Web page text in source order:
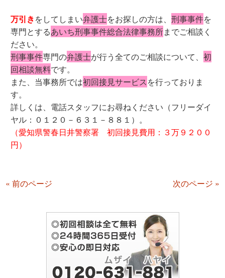
万引きをしてしまい弁護士をお探しの方は、刑事事件を
専門とするあいち刑事事件総合法律事務所までご相談く
ださい。
刑事事件専門の弁護士が行う全てのご相談について、初
回相談無料です。
また、当事務所では初回接見サービスを行っておりま
す。
詳しくは、電話スタッフにお尋ねください（フリーダイ
ヤル：０１２０－６３１－８８１）。
（愛知県警春日井警察署 初回接見費用：３万９２００
円）
« 前のページ 次のページ »